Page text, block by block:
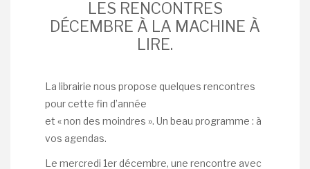
LES RENCONTRES
DÉCEMBRE À LA MACHINE À
LIRE.
La librairie nous propose quelques rencontres
pour cette fin d’année
et « non des moindres ». Un beau programme : à
vos agendas.
Le mercredi 1er décembre, une rencontre avec